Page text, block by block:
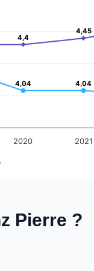
4,04
4,04 4,04
4,04
4,4
4,4
4,45
4,45
2020 2021
Pierre ?